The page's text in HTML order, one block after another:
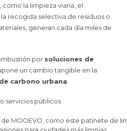
, como la limpieza viaria, el
recogida selectiva de residuos o
generan cada día miles de
por soluciones de
un cambio tangible en la
carbono urbana.
MOOEVO, como este patinete de